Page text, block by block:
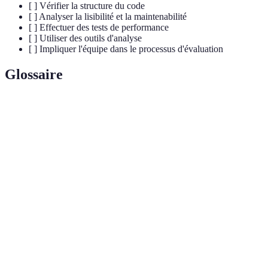
[ ] Vérifier la structure du code
[ ] Analyser la lisibilité et la maintenabilité
[ ] Effectuer des tests de performance
[ ] Utiliser des outils d'analyse
[ ] Impliquer l'équipe dans le processus d'évaluation
Glossaire